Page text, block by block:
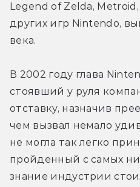
Legend of Zelda,
других игр Nintendo,
века.
В 2002 году глава
стоявший у руля
отставку, назначив
чем вызвал немало
не могла так легко
пройденный с самых
знание индустрии